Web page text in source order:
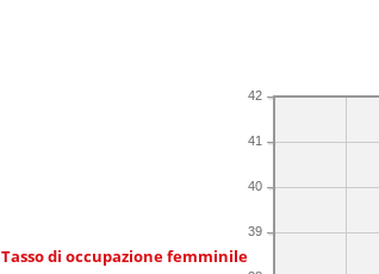
Tasso di occupazione femminile
39
40
41
42